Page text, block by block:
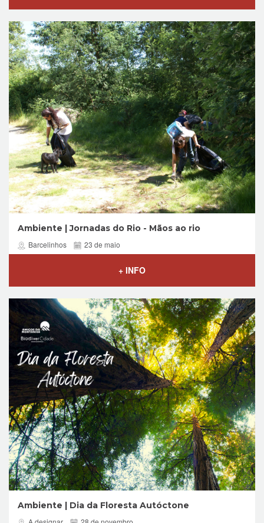
Ambiente | Jornadas do Rio - Mãos ao rio
Barcelinhos 23 de maio
+ INFO
Ambiente | Dia da Floresta Autóctone